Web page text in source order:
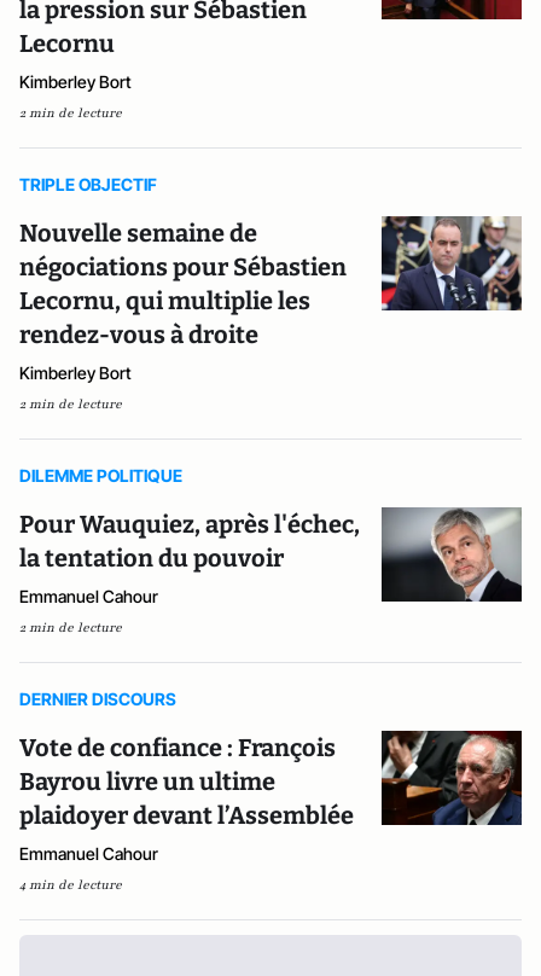
la pression sur Sébastien
Lecornu
Kimberley Bort
2 min de lecture
TRIPLE OBJECTIF
Nouvelle semaine de
négociations pour Sébastien
Lecornu, qui multiplie les
rendez-vous à droite
Kimberley Bort
2 min de lecture
DILEMME POLITIQUE
Pour Wauquiez, après l'échec,
la tentation du pouvoir
Emmanuel Cahour
2 min de lecture
DERNIER DISCOURS
Vote de confiance : François
Bayrou livre un ultime
plaidoyer devant l’Assemblée
Emmanuel Cahour
4 min de lecture